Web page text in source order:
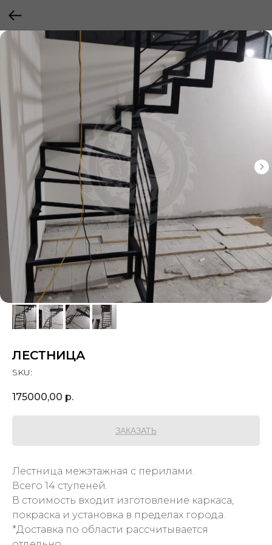
ЛЕСТНИЦА
SKU:
175000,00 р.
ЗАКАЗАТЬ
Лестница межэтажная с перилами.
Всего 14 ступеней.
В стоимость входит изготовление каркаса,
покраска и установка в пределах города.
*Доставка по области рассчитывается